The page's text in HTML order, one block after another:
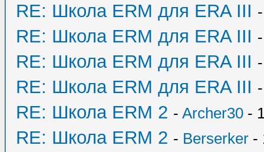
RE: Школа ERM для ERA III
RE: Школа ERM для ERA III
RE: Школа ERM для ERA III
RE: Школа ERM для ERA III
RE: Школа ERM 2 - Archer30 -
RE: Школа ERM 2 - Berserker -